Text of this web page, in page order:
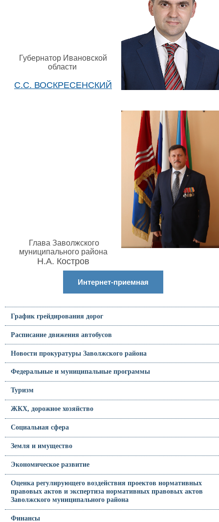
Губернатор Ивановской
области
С.С. ВОСКРЕСЕНСКИЙ
Глава Заволжского
муниципального района
Н.А. Костров
Интернет-приемная
График грейдирования дорог
Расписание движения автобусов
Новости прокуратуры Заволжского района
Федеральные и муниципальные программы
Туризм
ЖКХ, дорожное хозяйство
Социальная сфера
Земля и имущество
Экономическое развитие
Оценка регулирующего воздействия проектов нормативных
правовых актов и экспертиза нормативных правовых актов
Заволжского муниципального района
Финансы